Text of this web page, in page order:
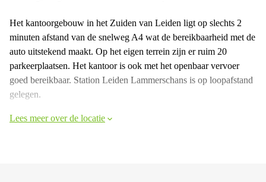
Het kantoorgebouw in het Zuiden van Leiden ligt op slechts 2
minuten afstand van de snelweg A4 wat de bereikbaarheid met de
auto uitstekend maakt. Op het eigen terrein zijn er ruim 20
parkeerplaatsen. Het kantoor is ook met het openbaar vervoer
goed bereikbaar. Station Leiden Lammerschans is op loopafstand
gelegen.
Lees meer over de locatie